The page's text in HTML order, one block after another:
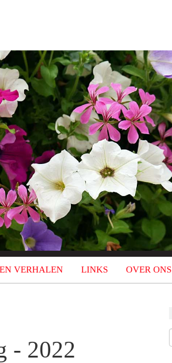
VERHALEN LINKS OVER ONS
- 2022